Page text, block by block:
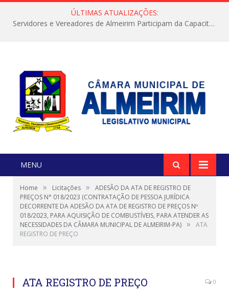
ÚLTIMAS ATUALIZAÇÕES:
Servidores e Vereadores de Almeirim Participam da Capacitação “Orientar é a Nossa Missão”
MENU
Home » Licitações »
ADESÃO DA ATA DE REGISTRO DE
PREÇOS N° 018/2023 (CONTRATAÇÃO DE PESSOA JURÍDICA
DECORRENTE DA ADESÃO DA ATA DE REGISTRO DE PREÇOS Nº
018/2023, PARA AQUISIÇÃO DE COMBUSTÍVEIS, PARA ATENDER AS
NECESSIDADES DA CÂMARA MUNICIPAL DE ALMEIRIM-PA) »
ATA
REGISTRO DE PREÇO
ATA REGISTRO DE PREÇO 0